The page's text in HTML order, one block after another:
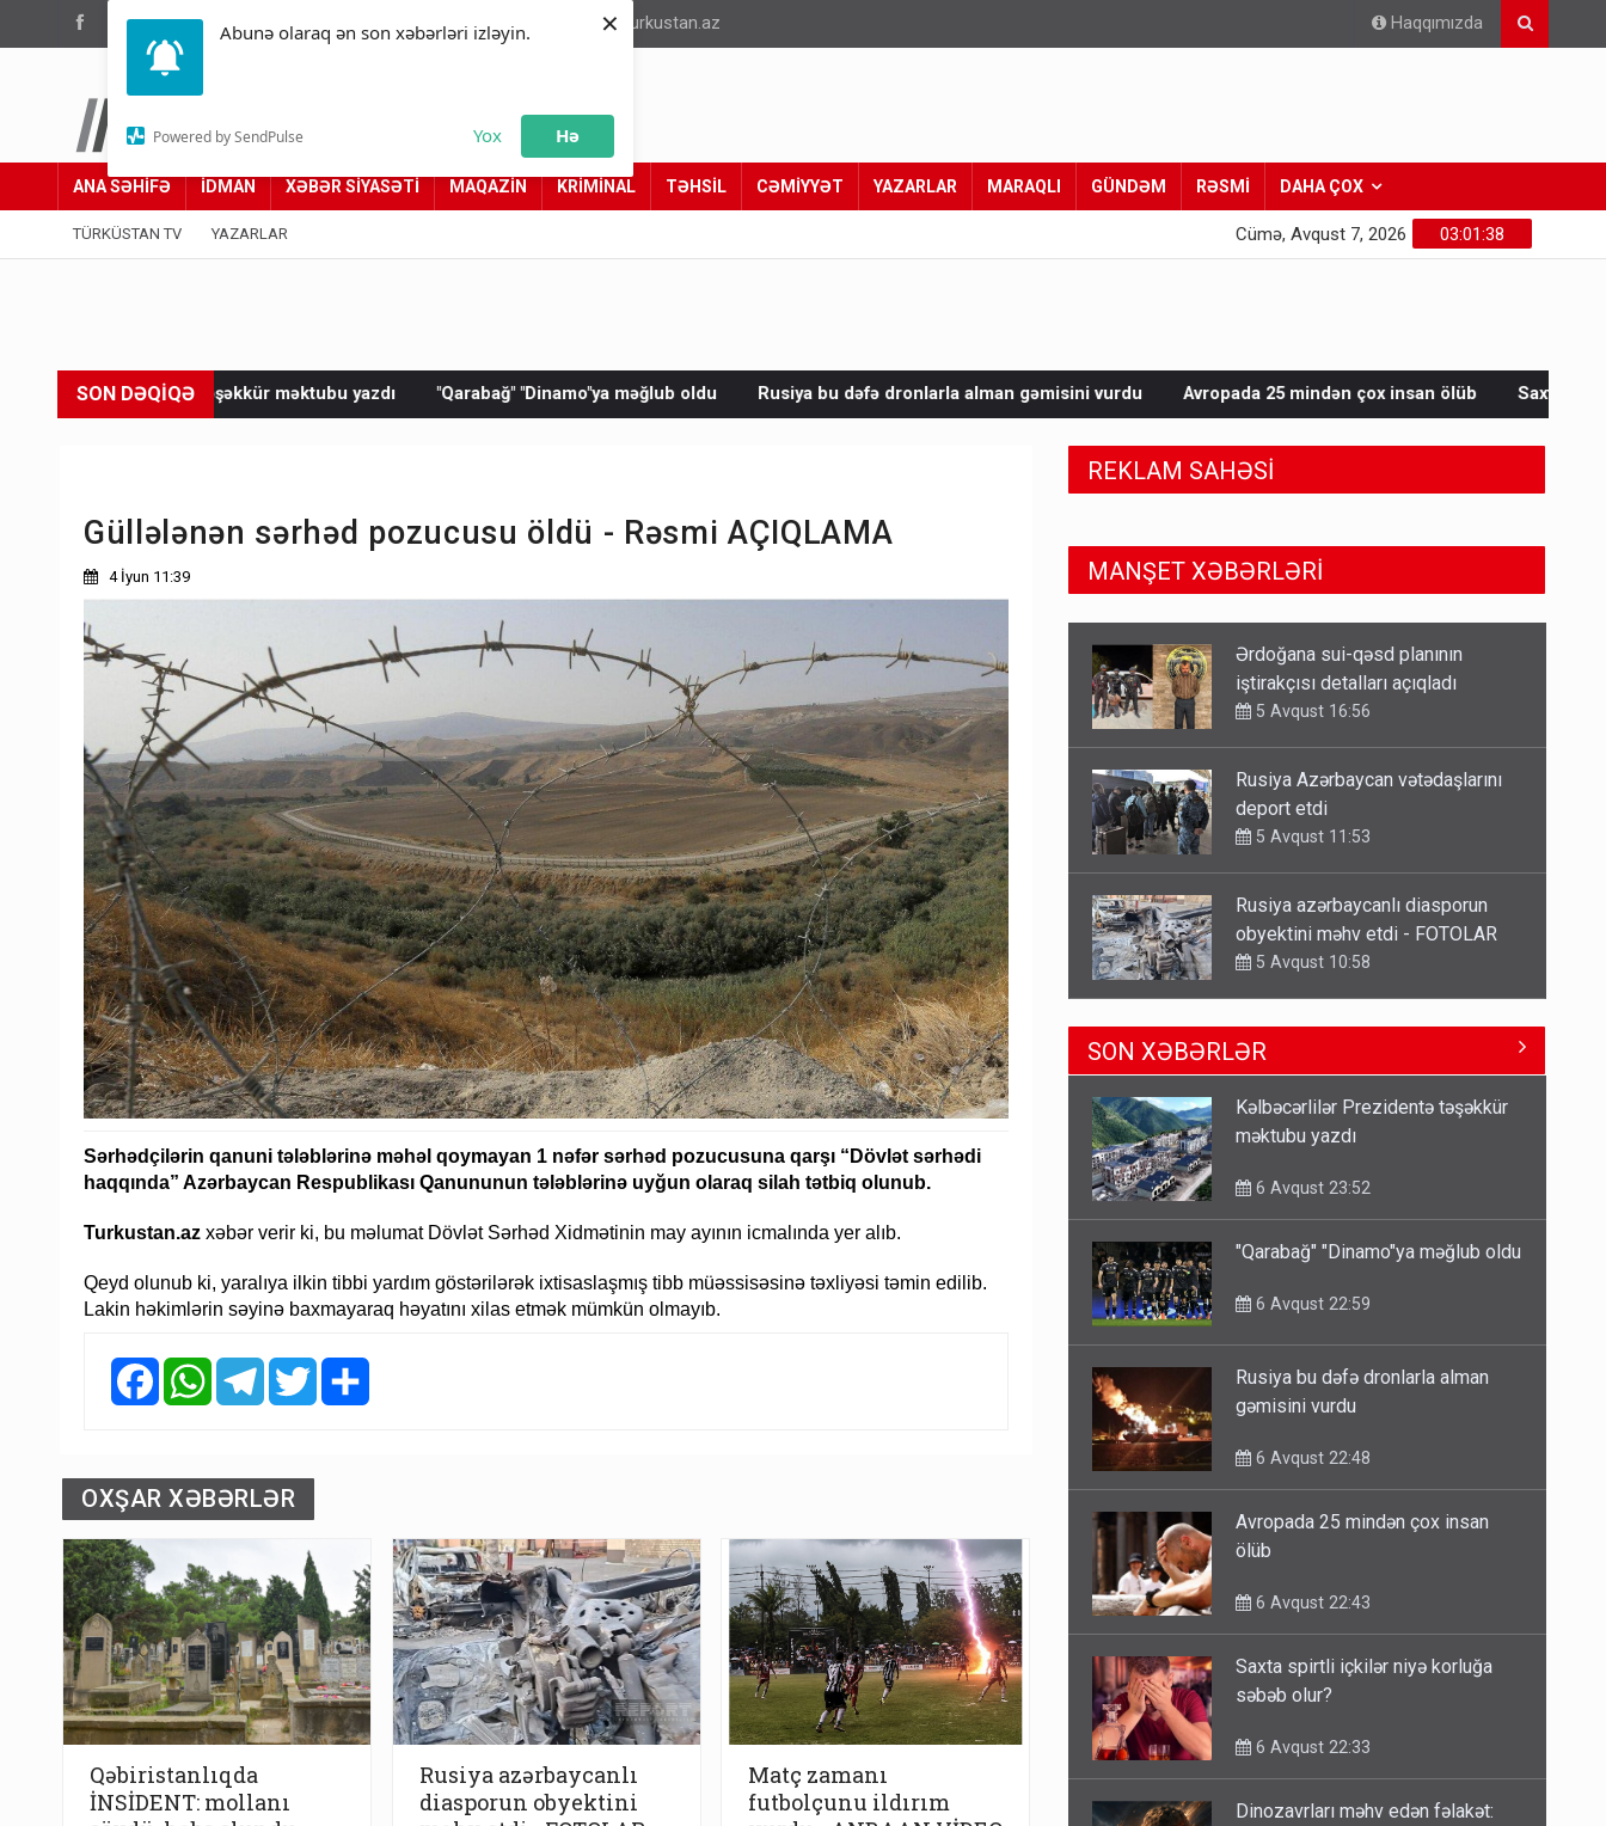
Abunə olaraq ən son xəbərləri izləyin.
Powered by SendPulse Yox Hə
×
(012) 449 94 05 info@turkustan.az Haqqımızda
Türküstan.az
Adımız yolumuzdur
ANA SƏHİFƏ İDMAN XƏBƏR SİYASƏTİ MAQAZİN KRİMİNAL TƏHSİL CƏMİYYƏT YAZARLAR MARAQLI GÜNDƏM RƏSMİ DAHA ÇOX
TÜRKÜSTAN TV YAZARLAR 03:01:40
Cümə, Avqust 7, 2026
SON DƏQİQƏ
təşəkkür məktubu yazdı "Qarabağ" "Dinamo"ya məğlub oldu Rusiya bu dəfə dronlarla alman gəmisini vurdu Avropada 25 mindən çox insan ölüb Saxta spirtli içkilər niyə
Güllələnən sərhəd pozucusu öldü - Rəsmi AÇIQLAMA
4 İyun 11:39
Sərhədçilərin qanuni tələblərinə məhəl qoymayan 1 nəfər sərhəd pozucusuna qarşı “Dövlət sərhədi
haqqında” Azərbaycan Respublikası Qanununun tələblərinə uyğun olaraq silah tətbiq olunub.
Turkustan.az xəbər verir ki, bu məlumat Dövlət Sərhəd Xidmətinin may ayının icmalında yer alıb.
Qeyd olunub ki, yaralıya ilkin tibbi yardım göstərilərək ixtisaslaşmış tibb müəssisəsinə təxliyəsi təmin edilib.
Lakin həkimlərin səyinə baxmayaraq həyatını xilas etmək mümkün olmayıb.
FacebookWhatsAppTelegramTwitter
OXŞAR XƏBƏRLƏR
Qəbiristanlıqda
İNSİDENT: mollanı
Rusiya azərbaycanlı
diasporun obyektini
Matç zamanı
futbolçunu ildırım
REKLAM SAHƏSİ
MANŞET XƏBƏRLƏRİ
Rusiya Azərbaycan vətədaşlarını
deport etdi
5 Avqust 11:53
Rusiya azərbaycanlı diasporun
obyektini məhv etdi - FOTOLAR
5 Avqust 10:58
Bu tarixdən HAVALAR DƏYİŞİR -
İSTİLƏR BİTİR
4 Avqust 22:04
ŞOK! David Seliverstov ölkədən
qaçdı
gedə biləcəksiniz - SİYAHI
iştirakçısı detalları açıqladı
SON XƏBƏRLƏR
Kəlbəcərlilər Prezidentə təşəkkür
məktubu yazdı
6 Avqust 23:52
"Qarabağ" "Dinamo"ya məğlub oldu
6 Avqust 22:59
Rusiya bu dəfə dronlarla alman
gəmisini vurdu
6 Avqust 22:48
Avropada 25 mindən çox insan
ölüb
6 Avqust 22:43
Saxta spirtli içkilər niyə korluğa
səbəb olur?
6 Avqust 22:33
Dinozavrları məhv edən fəlakət: